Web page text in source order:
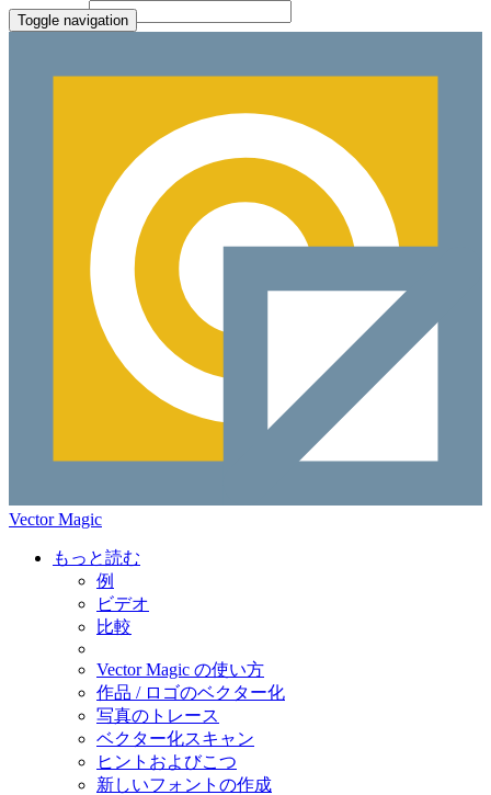
Toggle navigation
Vector Magic
もっと読む
例
ビデオ
比較
Vector Magic の使い方
作品 / ロゴのベクター化
写真のトレース
ベクター化スキャン
ヒントおよびこつ
新しいフォントの作成
File Picker
Paste Target